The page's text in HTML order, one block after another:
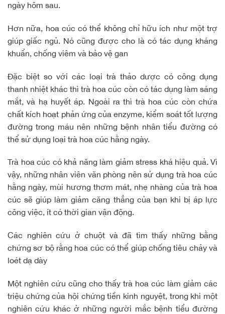
ngày hôm sau.
Hơn nữa, hoa cúc có thể không chỉ hữu ích như một trợ
giúp giấc ngủ. Nó cũng được cho là có tác dụng kháng
khuẩn, chống viêm và bảo vệ gan
Đặc biệt so với các loại trà thảo dược có công dụng
thanh nhiệt khác thì trà hoa cúc còn có tác dụng làm sáng
mắt, và hạ huyết áp. Ngoài ra thì trà hoa cúc còn chứa
chất kích hoạt phản ứng của enzyme, kiểm soát tốt lượng
đường trong máu nên những bệnh nhân tiểu đường có
thể sử dụng loại trà hoa cúc hằng ngày.
Trà hoa cúc có khả năng làm giảm stress khá hiệu quả. Vì
vậy, những nhân viên văn phòng nên sử dụng trà hoa cúc
hằng ngày, mùi hương thơm mát, nhẹ nhàng của trà hoa
cúc sẽ giúp làm giảm căng thẳng của bạn khi bị áp lực
công việc, ít có thời gian vận động.
Các nghiên cứu ở chuột và đã tìm thấy những bằng
chứng sơ bộ rằng hoa cúc có thể giúp chống tiêu chảy và
loét dạ dày
Một nghiên cứu cũng cho thấy trà hoa cúc làm giảm các
triệu chứng của hội chứng tiền kinh nguyệt, trong khi một
nghiên cứu khác ở những người mắc bệnh tiểu đường